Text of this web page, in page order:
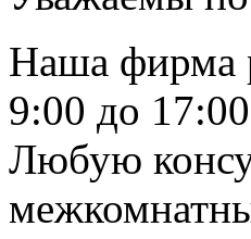
Наша фирма
9:00 до
Любую